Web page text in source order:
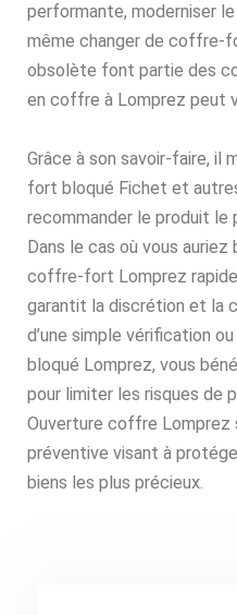
performante, moderniser
même changer de coffre-
obsolète font partie des
en coffre à Lomprez peut
Grâce à son savoir-faire, il
fort bloqué Fichet et
recommander le produit le
Dans le cas où vous auriez
coffre-fort Lomprez
garantit la discrétion et la
d’une simple vérification
bloqué Lomprez, vous
pour limiter les risques de
Ouverture coffre Lomprez
préventive visant à
biens les plus précieux.